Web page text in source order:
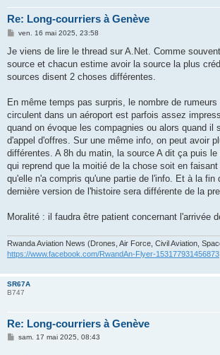
Re: Long-courriers à Genève
M
s
a
g
ven. 16 mai 2025, 23:58
Je viens de lire le thread sur A.Net. Comme
source et chacun estime avoir la source la plus
sources disent 2 choses différentes.
En même temps pas surpris, le nombre de rumeurs
circulent dans un aéroport est parfois assez
quand on évoque les compagnies ou alors quand il
d'appel d'offres. Sur une même info, on peut avoir
différentes. A 8h du matin, la source A dit ça puis
qui reprend que la moitié de la chose soit en
qu'elle n'a compris qu'une partie de l'info. Et à la fin
dernière version de l'histoire sera différente de la
Moralité : il faudra être patient concernant l'arrivée
Rwanda Aviation News (Drones, Air Force, Civil Aviation,
https://www.facebook.com/RwandAn-Flyer-153177931456873
SR67A
B747
Re: Long-courriers à Genève
Msam. 17 mai 2025, 08:43